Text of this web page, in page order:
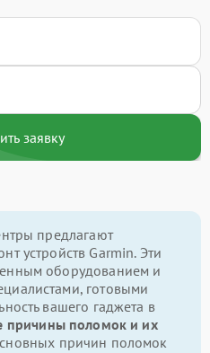
заявку
предлагают
устройств Garmin. Эти
оборудованием и
готовыми
вашего гаджета в
причины поломок и их
причин поломок